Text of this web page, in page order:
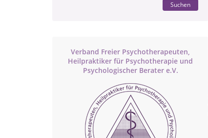
Suchen
Verband Freier Psychotherapeuten,
Heilpraktiker für Psychotherapie und
Psychologischer Berater e.V.